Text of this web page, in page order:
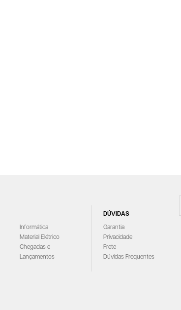
Informática
Material Elétrico
Chegadas e
Lançamentos
DÚVIDAS
Garantia
Privacidade
Frete
Dúvidas Frequentes